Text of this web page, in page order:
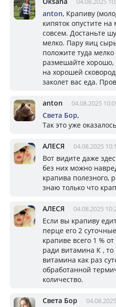
anton, Крапиву
кипяток опустите
совсем. Достаньте
мелко. Пару яиц
положите туда
размешайте хорошо,
на хорошей
заколет вас еда.
anton 04.08.2025
Света Бор,
Так это уже
АЛЕСЯ 04.08.2025
Вот видите даже
без них можно
крапива полезного,
знаю только что
АЛЕСЯ 04.08.2025
Если вы крапиву
перце его 2
крапиве всего 1 %
ради витамина К ,
витамина как раз
обработанной
количество.
Света Бор